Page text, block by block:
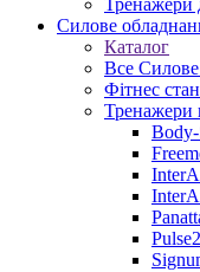
Тренажери
Силове
Каталог
Все
Фітнес
Тренажери
Pulse2